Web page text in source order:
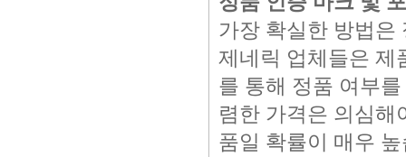
가장 확실한 방법은
제네릭 업체들은 제
를 통해 정품 여부
렴한 가격은 의심해
품일 확률이 매우